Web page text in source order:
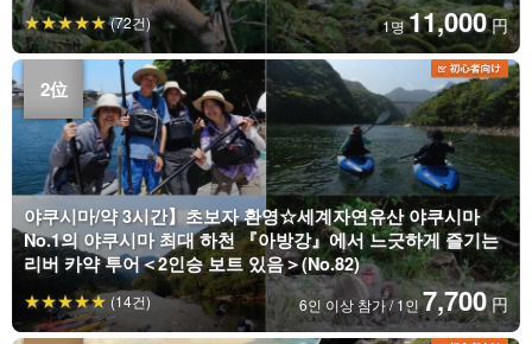
1명11,000 円
(72건)
야쿠시마/약 3시간】초보자 환영☆세계자연유산 야쿠시마
No.1의 야쿠시마 최대 하천 『아방강』에서 느긋하게 즐기는
리버 카약 투어＜2인승 보트 있음＞(No.82)
6인 이상 참가 / 1인7,700 円
(14건)